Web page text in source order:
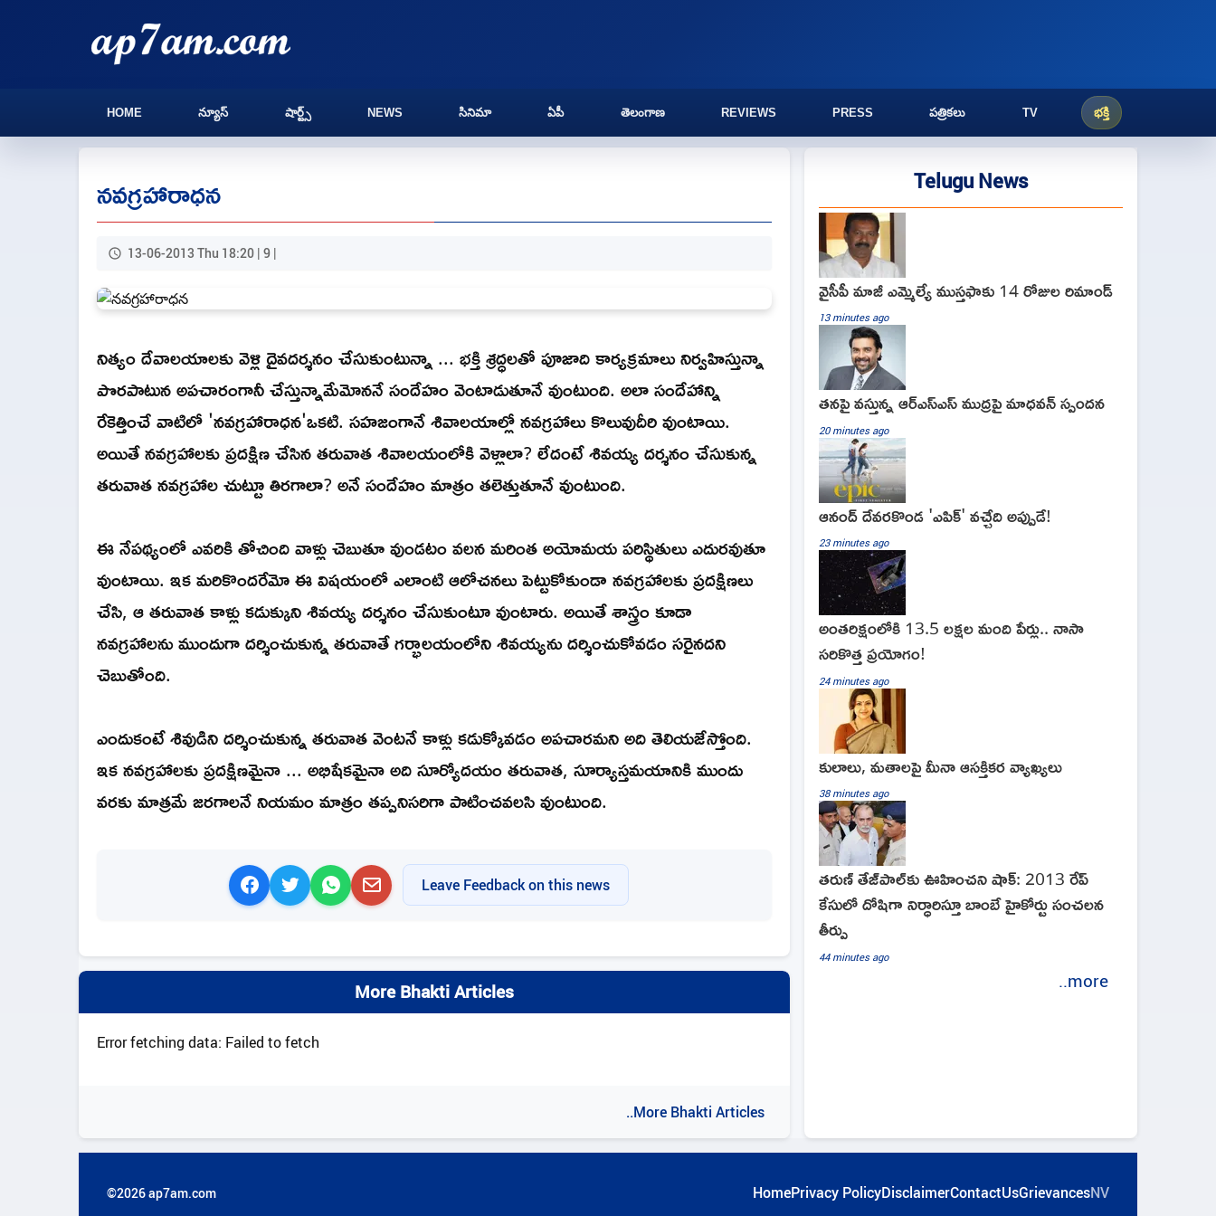
HOME న్యూస్ షార్ట్స్ NEWS సినిమా ఏపీ తెలంగాణ REVIEWS PRESS పత్రికలు TV భక్తి
నవగ్రహారాధన
13-06-2013 Thu 18:20 | 9 |
నిత్యం దేవాలయాలకు వెళ్లి దైవదర్శనం చేసుకుంటున్నా ... భక్తి శ్రద్ధలతో పూజాది కార్యక్రమాలు నిర్వహిస్తున్నా
పొరపాటున అపచారంగానీ చేస్తున్నామేమోననే సందేహం వెంటాడుతూనే వుంటుంది. అలా సందేహాన్ని
రేకెత్తించే వాటిలో 'నవగ్రహారాధన'ఒకటి. సహజంగానే శివాలయాల్లో నవగ్రహాలు కొలువుదీరి వుంటాయి.
అయితే నవగ్రహాలకు ప్రదక్షిణ చేసిన తరువాత శివాలయంలోకి వెళ్లాలా? లేదంటే శివయ్య దర్శనం చేసుకున్న
తరువాత నవగ్రహాల చుట్టూ తిరగాలా? అనే సందేహం మాత్రం తలెత్తుతూనే వుంటుంది.
ఈ నేపథ్యంలో ఎవరికి తోచింది వాళ్లు చెబుతూ వుండటం వలన మరింత అయోమయ పరిస్థితులు ఎదురవుతూ
వుంటాయి. ఇక మరికొందరేమో ఈ విషయంలో ఎలాంటి ఆలోచనలు పెట్టుకోకుండా నవగ్రహాలకు ప్రదక్షిణలు
చేసి, ఆ తరువాత కాళ్లు కడుక్కుని శివయ్య దర్శనం చేసుకుంటూ వుంటారు. అయితే శాస్త్రం కూడా
నవగ్రహాలను ముందుగా దర్శించుకున్న తరువాతే గర్భాలయంలోని శివయ్యను దర్శించుకోవడం సరైనదని
చెబుతోంది.
ఎందుకంటే శివుడిని దర్శించుకున్న తరువాత వెంటనే కాళ్లు కడుక్కోవడం అపచారమని అది తెలియజేస్తోంది.
ఇక నవగ్రహాలకు ప్రదక్షిణమైనా ... అభిషేకమైనా అది సూర్యోదయం తరువాత, సూర్యాస్తమయానికి ముందు
వరకు మాత్రమే జరగాలనే నియమం మాత్రం తప్పనిసరిగా పాటించవలసి వుంటుంది.
Leave Feedback on this news
More Bhakti Articles
Error fetching data: Failed to fetch
..More Bhakti Articles
Telugu News
వైసీపీ మాజీ ఎమ్మెల్యే ముస్తఫాకు 14 రోజుల రిమాండ్
13 minutes ago
తనపై వస్తున్న ఆర్ఎస్ఎస్ ముద్రపై మాధవన్ స్పందన
20 minutes ago
ఆనంద్ దేవరకొండ 'ఎపిక్' వచ్చేది అప్పుడే!
23 minutes ago
అంతరిక్షంలోకి 13.5 లక్షల మంది పేర్లు.. నాసా
సరికొత్త ప్రయోగం!
24 minutes ago
కులాలు, మతాలపై మీనా ఆసక్తికర వ్యాఖ్యలు
38 minutes ago
తరుణ్ తేజ్‌పాల్‌కు ఊహించని షాక్: 2013 రేప్
కేసులో దోషిగా నిర్ధారిస్తూ బాంబే హైకోర్టు సంచలన
తీర్పు
44 minutes ago
..more
©2026 ap7am.com HomePrivacy PolicyDisclaimerContactUsGrievancesNV